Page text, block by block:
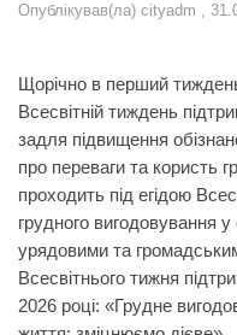
Опублікував(ла) cityadm ,
Щорічно в перший
Всесвітній тиждень
задля підвищення
про переваги та користь
проходить під егідою
грудного
урядовими та
Всесвітнього тижня
2026 році: «Грудне